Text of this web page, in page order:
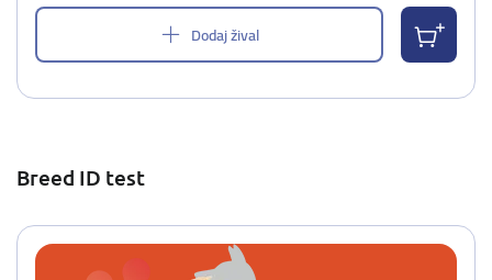
Dodaj žival
Breed ID test